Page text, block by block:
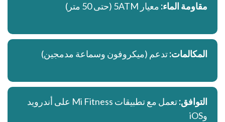
مقاومة الماء: معيار 5ATM (حتى 50 متر)
المكالمات:تدعم (ميكروفون وسماعة مدمجين)
التوافق:
تعمل مع تطبيقات Mi Fitness على أندرويد
وiOS